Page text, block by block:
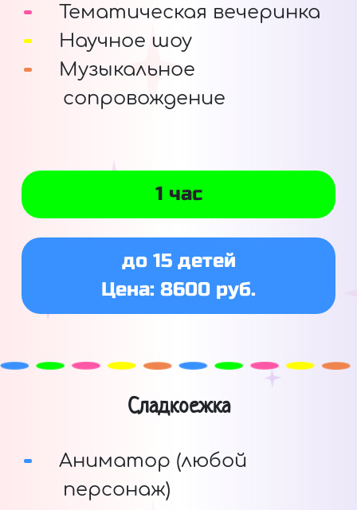
Тематическая вечеринка
Научное шоу
Музыкальное
сопровождение
1 час
до 15 детей
Цена: 8600 руб.
Сладкоежка
Аниматор (любой
персонаж)